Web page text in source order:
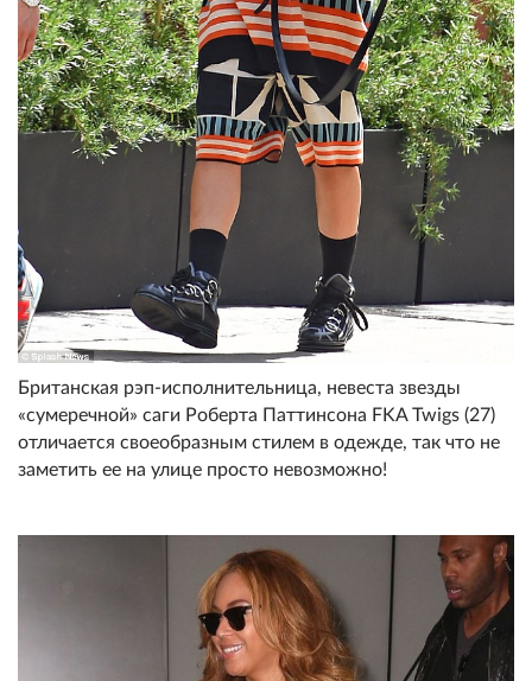
Британская рэп-исполнительница, невеста звезды
«сумеречной» саги Роберта Паттинсона FKA Twigs (27)
отличается своеобразным стилем в одежде, так что не
заметить ее на улице просто невозможно!